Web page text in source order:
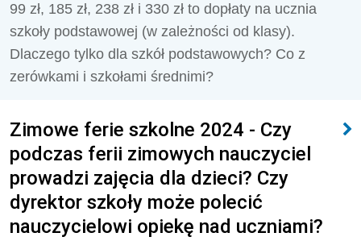
99 zł, 185 zł, 238 zł i 330 zł to dopłaty na ucznia
szkoły podstawowej (w zależności od klasy).
Dlaczego tylko dla szkół podstawowych? Co z
zerówkami i szkołami średnimi?
Zimowe ferie szkolne 2024 - Czy
podczas ferii zimowych nauczyciel
prowadzi zajęcia dla dzieci? Czy
dyrektor szkoły może polecić
nauczycielowi opiekę nad uczniami?